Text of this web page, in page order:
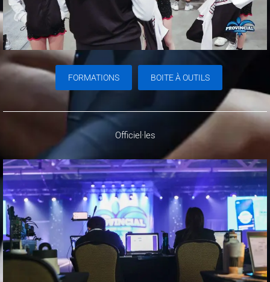
FORMATIONS BOITE À OUTILS
Officiel·les